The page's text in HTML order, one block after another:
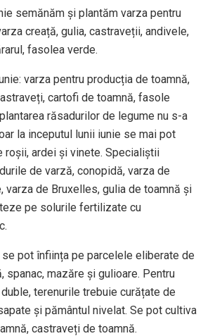
semănăm și plantăm varza pentru
creață, gulia, castraveții, andivele,
fasolea verde.
varza pentru producția de toamnă,
cartofi de toamnă, fasole
răsadurilor de legume nu s-a
la inceputul lunii iunie se mai pot
roșii, ardei și vinete. Specialiștii
de varză, conopidă, varza de
varza de Bruxelles, gulia de toamnă și
pe solurile fertilizate cu
pot înființa pe parcelele eliberate de
spanac, mazăre și gulioare. Pentru
terenurile trebuie curățate de
și pământul nivelat. Se pot cultiva
castraveți de toamnă.